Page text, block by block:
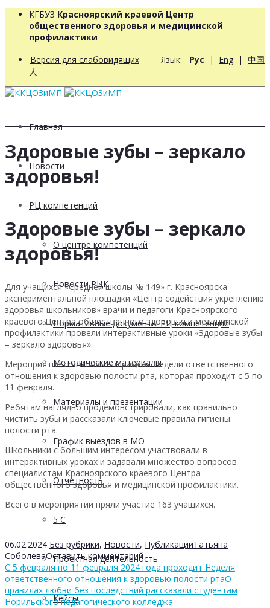
КГБУЗ Красноярский краевой Центр
общественного здоровья и медицинской
профилактики
Версия для слабовидящих Язык: Рус | Eng | 中国
人
Главная
Новости
РЦ компетенций
О центре компетенций
Новости РЦК
Нормативные документы РЦ компетенций
Методические материалы
Материалы и презентации
График выездов в МО
Отчетность
5 С
Проектная деятельность
Кейсы
Здоровые зубы – зеркало
здоровья!
Здоровые зубы – зеркало
здоровья!
Для учащихся «Средней школы № 149» г. Красноярска –
экспериментальной площадки «Центр содействия укреплению
здоровья школьников» врачи и педагоги Красноярского
краевого Центра общественного здоровья и медицинской
профилактики провели интерактивные уроки «Здоровые зубы
– зеркало здоровья».
Мероприятие состоялось в рамках Недели ответственного
отношения к здоровью полости рта, которая проходит с 5 по
11 февраля.
Ребятам наглядно продемонстрировали, как правильно
чистить зубы и рассказали ключевые правила гигиены
полости рта.
Школьники с большим интересом участвовали в
интерактивных уроках и задавали множество вопросов
специалистам Красноярского краевого Центра
общественного здоровья и медицинской профилактики.
Всего в мероприятии пряли участие 163 учащихся.
06.02.2024 Без рубрики, Новости, ПубликацииТатьяна
СоболеваОставить комментарий
С 5 февраля по 11 февраля 2024 года проходит Неделя
ответственного отношения к здоровью полости ртаО
правилах любви без последствий рассказали студентам
Норильского педагогического колледжа